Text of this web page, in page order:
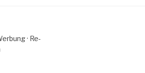
· Re­